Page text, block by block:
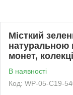
Місткий
натуральною
монет,
В наявності
Код: WP-05-C19-